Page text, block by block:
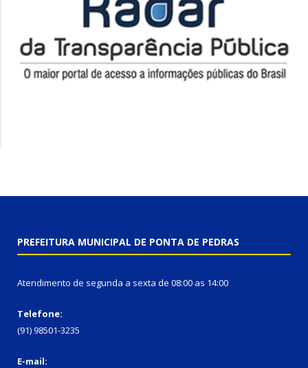
PREFEITURA MUNICIPAL DE PONTA DE PEDRAS
Atendimento de segunda a sexta de 08:00 as 14:00
Telefone:
(91) 98501-3235
E-mail: